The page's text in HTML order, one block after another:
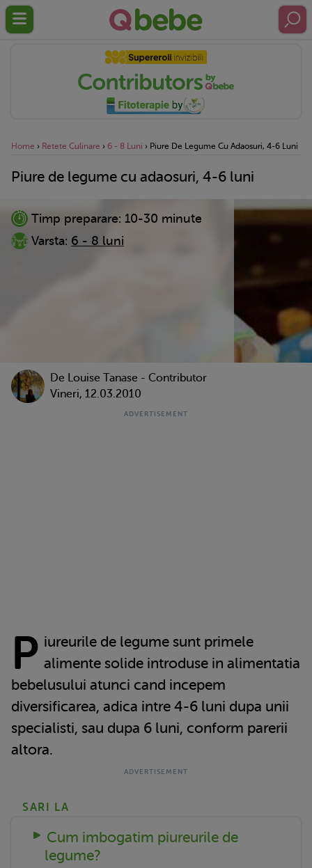
Home › Retete Culinare › 6 - 8 Luni › Piure De Legume Cu Adaosuri, 4-6 Luni
Piure de legume cu adaosuri, 4-6 luni
Timp preparare: 10-30 minute
Varsta: 6 - 8 luni
De Louise Tanase - Contributor
Vineri, 12.03.2010
P iureurile de legume sunt primele
alimente solide introduse in alimentatia
bebelusului atunci cand incepem
diversificarea, adica intre 4-6 luni dupa unii
specialisti, sau dupa 6 luni, conform parerii
altora.
SARI LA
Cum imbogatim piureurile de
legume?